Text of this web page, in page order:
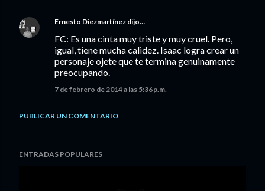
Ernesto Diezmartínez dijo…
FC: Es una cinta muy triste y muy cruel. Pero,
igual, tiene mucha calidez. Isaac logra crear un
personaje ojete que te termina genuinamente
preocupando.
7 de febrero de 2014 a las 5:36 p.m.
PUBLICAR UN COMENTARIO
ENTRADAS POPULARES